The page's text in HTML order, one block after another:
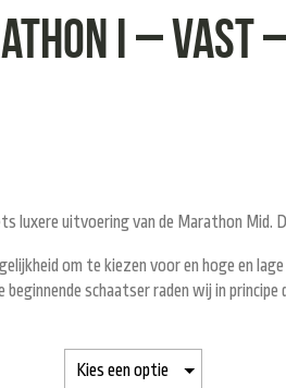
I – Vast
luxere uitvoering van de Marathon
om te kiezen voor en hoge en
schaatser raden wij in